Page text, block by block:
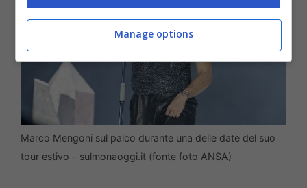
Marco Mengoni sul palco durante una delle date del suo
tour estivo – sulmonaoggi.it (fonte foto ANSA)
Manage options